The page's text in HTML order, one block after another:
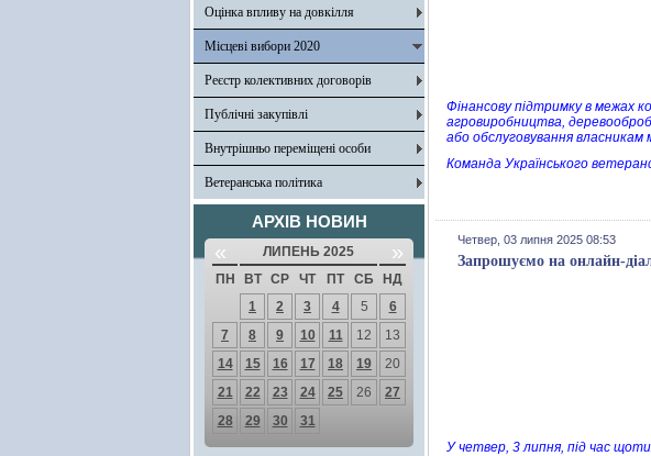
Оцінка впливу на довкілля
Місцеві вибори 2020
Реєстр колективних договорів
Публічні закупівлі
Внутрішньо переміщені особи
Ветеранська політика
АРХІВ НОВИН
« ЛИПЕНЬ 2025 »
ПН ВТ СР ЧТ ПТ СБ
НД
1
2 3 4 5
6
7
8 9 10 11 12
13
14
15 16 17 18 19
20
21
22 23 24 25 26
27
28
29 30 31
Фінансову підтримку в межах
агровиробництва,
або обслуговування власникам
Команда Українського
Четвер, 03 липня 2025 08:53
Запрошуємо на онлайн-
У четвер, 3 липня, під час